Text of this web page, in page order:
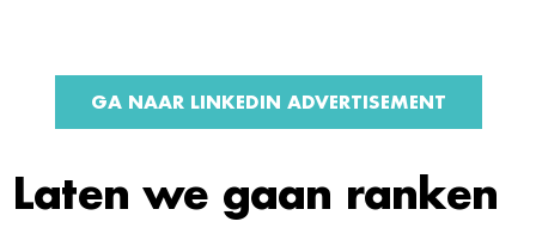
GA NAAR LINKEDIN ADVERTISEMENT
Laten we gaan ranken